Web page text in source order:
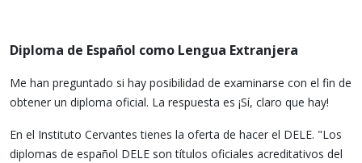
Diploma de Español como Lengua Extranjera
Me han preguntado si hay posibilidad de examinarse con el fin de
obtener un diploma oficial. La respuesta es ¡Sí, claro que hay!
En el Instituto Cervantes tienes la oferta de hacer el DELE. "Los
diplomas de español DELE son títulos oficiales acreditativos del